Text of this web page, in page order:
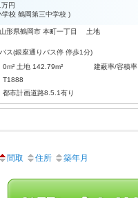
円
学校 鶴岡第三中学校 )
山形県鶴岡市 本町一丁目 土地
バス(銀座通りバス停 停歩1分)
0m² 土地 142.79m² 建蔽率/容積率
T1888
都市計画道路8.5.1有り
間取 住所 築年月